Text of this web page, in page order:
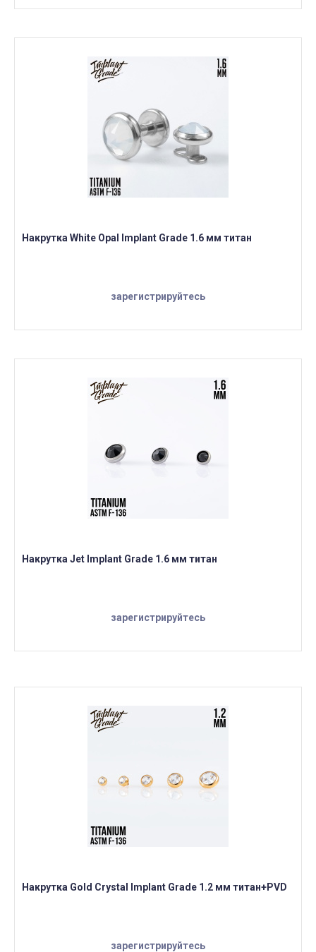
Накрутка White Opal Implant Grade 1.6 мм титан
зарегистрируйтесь
Накрутка Jet Implant Grade 1.6 мм титан
зарегистрируйтесь
Накрутка Gold Crystal Implant Grade 1.2 мм титан+PVD
зарегистрируйтесь